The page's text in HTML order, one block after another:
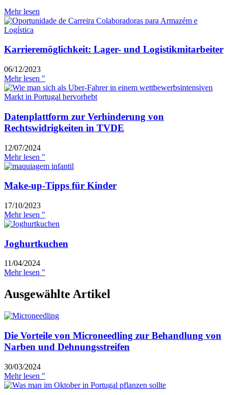
Mehr lesen
Karrieremöglichkeit: Lager- und Logistikmitarbeiter
06/12/2023
Mehr lesen "
Datenplattform zur Verhinderung von
Rechtswidrigkeiten in TVDE
12/07/2024
Mehr lesen "
Make-up-Tipps für Kinder
17/10/2023
Mehr lesen "
Joghurtkuchen
11/04/2024
Mehr lesen "
Ausgewählte Artikel
Die Vorteile von Microneedling zur Behandlung von
Narben und Dehnungsstreifen
30/03/2024
Mehr lesen "